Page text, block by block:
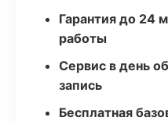
Гарантия до 24
работы
Сервис в день
запись
Бесплатная